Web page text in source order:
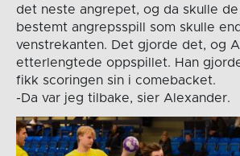
det neste angrepet, og da skulle
bestemt angrepsspill som skulle
venstrekanten. Det gjorde det, og
etterlengtede oppspillet. Han
fikk scoringen sin i comebacket.
-Da var jeg tilbake, sier Alexander.